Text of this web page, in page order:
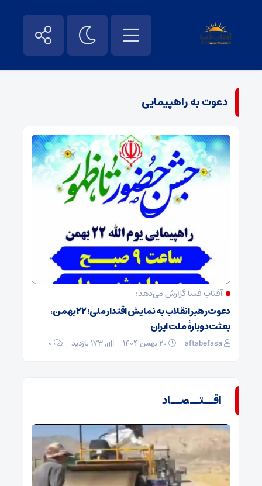
دعوت به راهپیمایی
آفتاب فسا گزارش می‌دهد؛
دعوت رهبر انقلاب به نمایش اقتدار ملی؛ ۲۲ بهمن،
بعثت دوبارۀ ملت ایران
aftabefasa ۰
اقــتــصــاد